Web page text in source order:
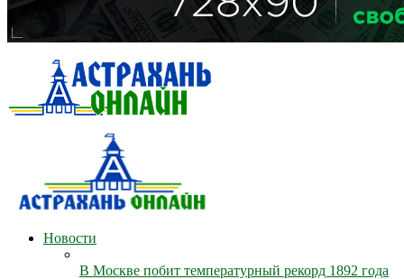
Новости
В Москве побит температурный рекорд 1892 года